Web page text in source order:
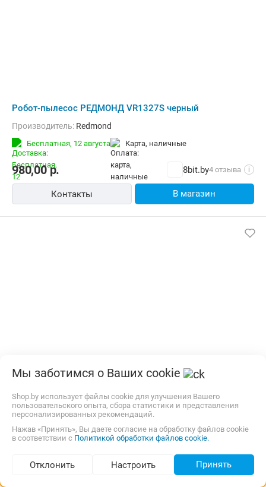
Подбор по параметрам (45)
Робот-пылесос РЕДМОНД VR1327S черный
Производитель: Redmond
Бесплатная, 12 августа карта, наличные
980,00р. 8bit.by4 отзыва i
Контакты В магазин
Бесплатная,12 августа карта, наличные
700,00р. 8bit.by4 отзыва i
Мы заботимся о Ваших cookie
Shop.by использует файлы cookie для улучшения Вашего
пользовательского опыта, сбора статистики и представления
персонализированных рекомендаций.
Нажав «Принять», Вы даете согласие на обработку файлов cookie
в соответствии с Политикой обработки файлов cookie.
Отклонить Настроить Принять